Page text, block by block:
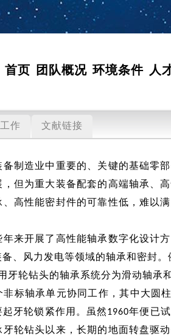
首页 团队概况 环境条件 人
作 文献链接
造业中重要的、关键的基础零部
但为重大装备配套的高端轴承、
高性能密封件的可靠性低，难以
开展了高性能轴承数字化设计方
、风力发电等领域的轴承和密封。
轮钻头的轴承系统分为滑动轴承
标轴承单元协同工作，其中大圆
牙轮锁紧作用。虽然1960年便已
轮钻头以来，长期的地面转盘驱